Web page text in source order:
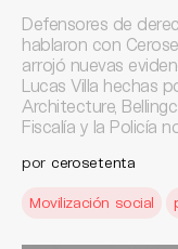
Defensores de
hablaron con
arrojó nuevas
Lucas Villa hechas
Architecture,
Fiscalía y la Policía
por cerosetenta
Movilización social